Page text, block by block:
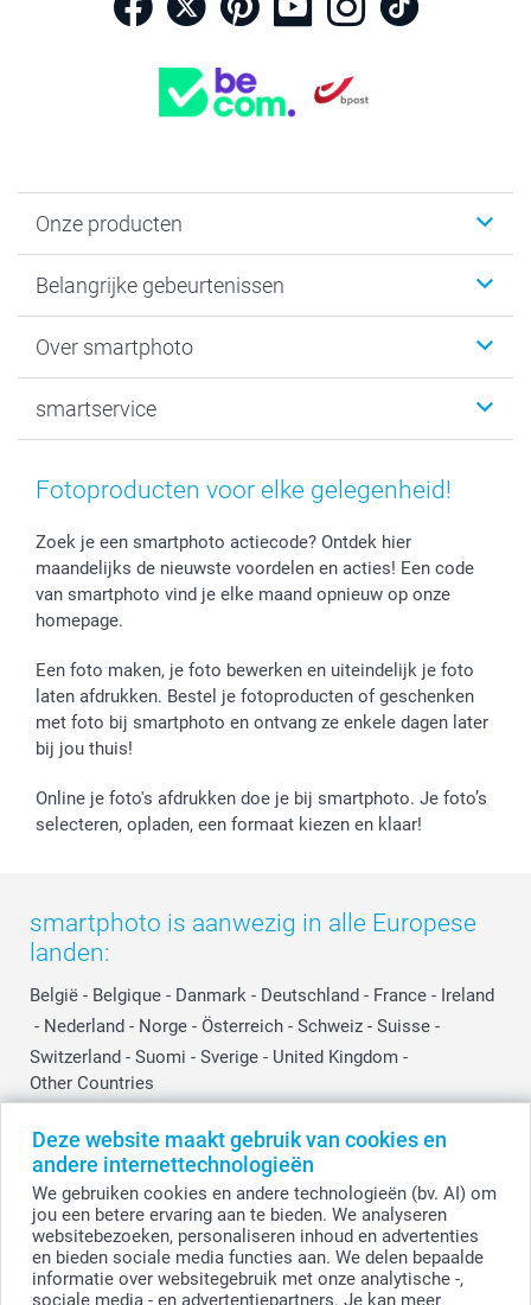
Deze website maakt gebruik van cookies en
andere internettechnologieën
We gebruiken cookies en andere technologieën (bv. AI) om
jou een betere ervaring aan te bieden. We analyseren
websitebezoeken, personaliseren inhoud en advertenties
en bieden sociale media functies aan. We delen bepaalde
informatie over websitegebruik met onze analytische -,
sociale media - en advertentiepartners. Je kan meer
Onze producten
Fotogeschenken
Fotoprints, Fotoposter & Fotoalbum met fotoprints
MyNameBook
Stickers en Etiketten
Fotokalenders & Fotoagenda's
Belangrijke gebeurtenissen
Baby
Communie- en Lentefeest
Geschenken voor hem
Moederdag
Vaderdag
Verjaardag
Geboorte
Over smartphoto
Duurzaamheid
Voorwaarden
Klachtenregeling
Wettelijke garantie
Privacybeleid
Cookiebeleid
Prijslijst
Jobs & Stages
Investor Relations
smartservice
smartgarantie
Betalingsmogelijkheden
Grote bestellingen
Levering
Mijn orderstatus
smartfriends
Fotoproducten voor elke gelegenheid!
Zoek je een smartphoto actiecode? Ontdek hier
maandelijks de nieuwste voordelen en acties! Een code
van smartphoto vind je elke maand opnieuw op onze
homepage.
Een foto maken, je foto bewerken en uiteindelijk je foto
laten afdrukken. Bestel je fotoproducten of geschenken
met foto bij smartphoto en ontvang ze enkele dagen later
bij jou thuis!
Online je foto's afdrukken doe je bij smartphoto. Je foto’s
selecteren, opladen, een formaat kiezen en klaar!
smartphoto is aanwezig in alle Europese
landen:
België - Belgique - Danmark - Deutschland - France - Ireland
- Nederland - Norge - Österreich - Schweiz - Suisse -
Switzerland - Suomi - Sverige - United Kingdom -
Other Countries
© smartphoto group. Alle rechten voorbehouden
smartphoto group NV.
Kwatrechtsteenweg 160, 9230 Wetteren, België
Alle prijzen zijn in EURO (€) inclusief BTW en exclusief verzendkosten.